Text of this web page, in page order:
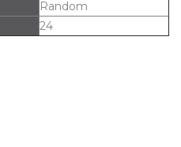
Random
24